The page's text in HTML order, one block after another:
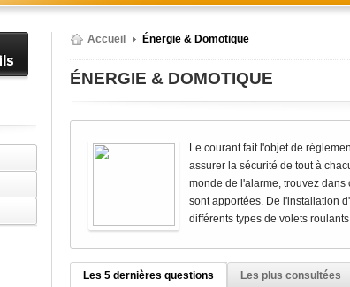
Accueil Énergie & Domotique
ÉNERGIE & DOMOTIQUE
Le courant fait l'objet de
assurer la sécurité de tout à
monde de l'alarme, trouvez
sont apportées. De l'installation
différents types de volets
Les 5 dernières questions Les plus consultées